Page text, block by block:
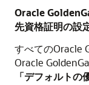
Oracle
先資格証明の設
すべてのOracle
Oracle
「デフォルトの